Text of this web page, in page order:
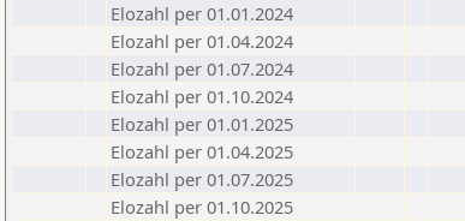
Elozahl per 01.01.2024
Elozahl per 01.04.2024
Elozahl per 01.07.2024
Elozahl per 01.10.2024
Elozahl per 01.01.2025
Elozahl per 01.04.2025
Elozahl per 01.07.2025
Elozahl per 01.10.2025